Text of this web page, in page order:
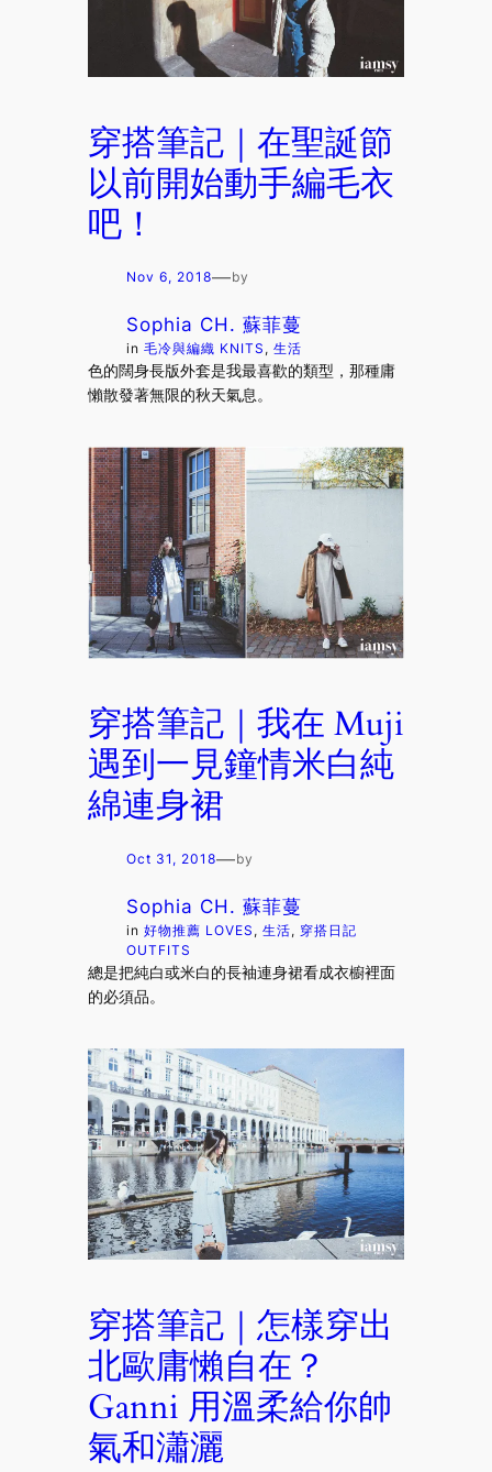
穿搭筆記｜在聖誕節
以前開始動手編毛衣
吧！
Nov 6, 2018—by
Sophia CH. 蘇菲蔓
in毛冷與編織 KNITS , 生活
色的闊身長版外套是我最喜歡的類型，那種庸
懶散發著無限的秋天氣息。
穿搭筆記｜我在 Muji
遇到一見鐘情米白純
綿連身裙
Oct 31, 2018—by
Sophia CH. 蘇菲蔓
in好物推薦 LOVES , 生活, 穿搭日記
OUTFITS
總是把純白或米白的長袖連身裙看成衣櫥裡面
的必須品。
穿搭筆記｜怎樣穿出
北歐庸懶自在？
Ganni 用溫柔給你帥
氣和瀟灑